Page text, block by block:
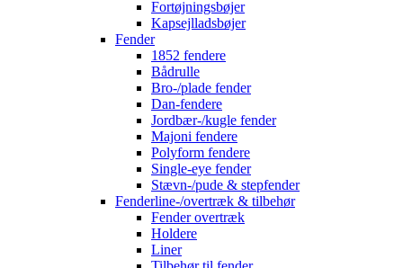
Fortøjningsbøjer
Kapsejlladsbøjer
Fender
1852 fendere
Bådrulle
Bro-/plade fender
Dan-fendere
Jordbær-/kugle fender
Majoni fendere
Polyform fendere
Single-eye fender
Stævn-/pude & stepfender
Fenderline-/overtræk & tilbehør
Fender overtræk
Holdere
Liner